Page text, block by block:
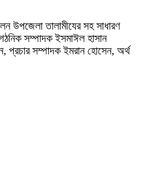
উপজেলা তালামীযের সহ সাধারণ
সম্পাদক ইসমাঈল হাসান
প্রচার সম্পাদক ইমরান হোসেন, অর্থ